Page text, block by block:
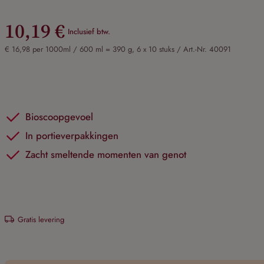
10,19 € Inclusief btw.
€ 16,98 per 1000ml / 600 ml = 390 g, 6 x 10 stuks / Art.-Nr. 40091
Bioscoopgevoel
In portieverpakkingen
Zacht smeltende momenten van genot
Gratis levering